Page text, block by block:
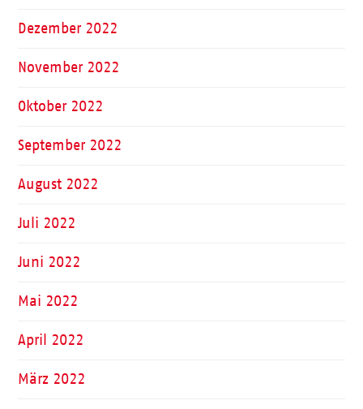
Dezember 2022
November 2022
Oktober 2022
September 2022
August 2022
Juli 2022
Juni 2022
Mai 2022
April 2022
März 2022